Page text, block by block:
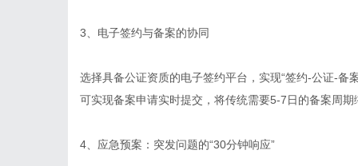
3、电子签约与备案的协同
选择具备公证资质的电子签约平台，实现“签约-公证-备
可实现备案申请实时提交，将传统需要5-7日的备案周期
4、应急预案：突发问题的“30分钟响应”